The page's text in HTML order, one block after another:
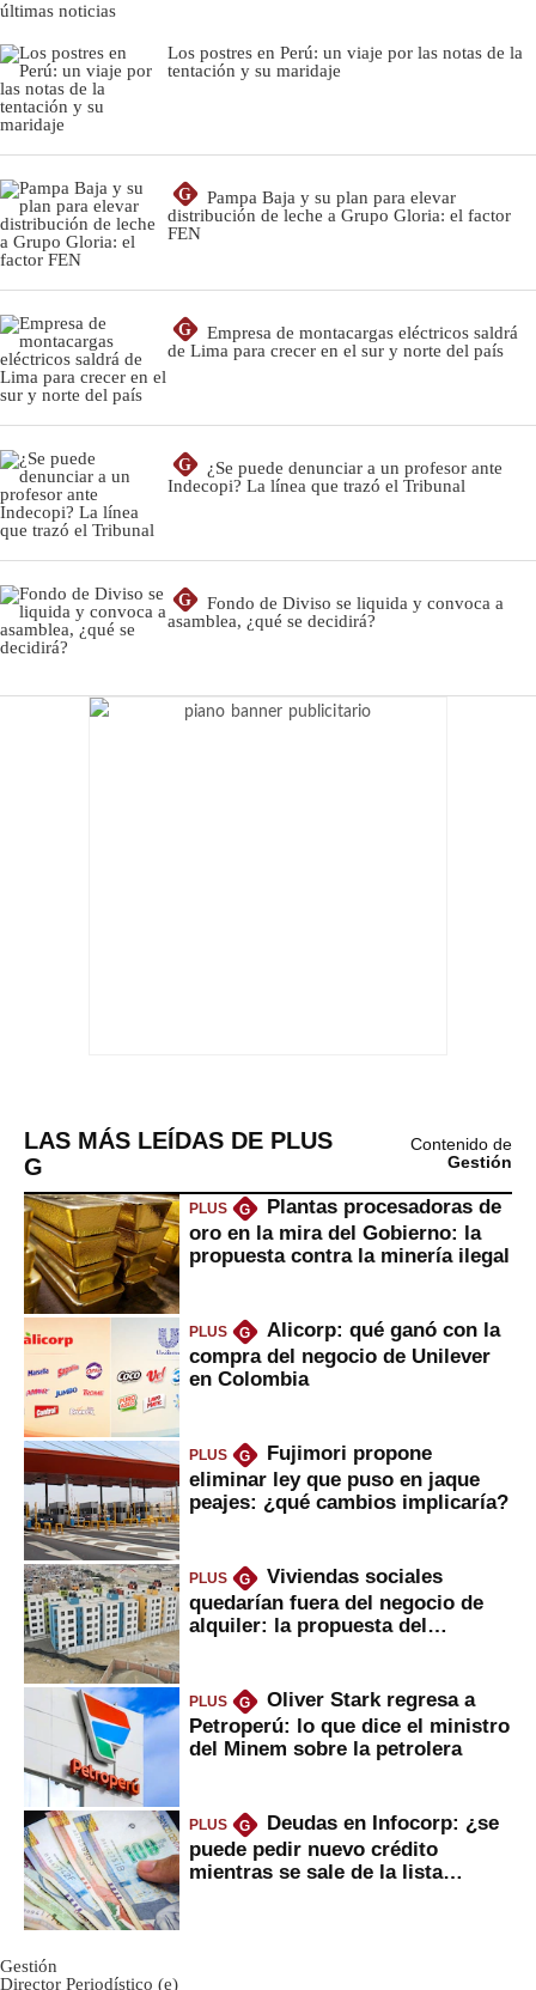
últimas noticias
Los postres en Perú: un viaje por las notas de la
tentación y su maridaje
G
Pampa Baja y su plan para elevar
distribución de leche a Grupo Gloria: el factor
FEN
G
Empresa de montacargas eléctricos saldrá
de Lima para crecer en el sur y norte del país
G
¿Se puede denunciar a un profesor ante
Indecopi? La línea que trazó el Tribunal
G
Fondo de Diviso se liquida y convoca a
asamblea, ¿qué se decidirá?
LAS MÁS LEÍDAS DE PLUS
G
Contenido de
Gestión
PLUS G
Plantas procesadoras de
oro en la mira del Gobierno: la
propuesta contra la minería ilegal
PLUS G
Alicorp: qué ganó con la
compra del negocio de Unilever
en Colombia
PLUS G
Fujimori propone
eliminar ley que puso en jaque
peajes: ¿qué cambios implicaría?
PLUS G
Viviendas sociales
quedarían fuera del negocio de
alquiler: la propuesta del
PLUS G
Oliver Stark regresa a
Petroperú: lo que dice el ministro
del Minem sobre la petrolera
PLUS G
Deudas en Infocorp: ¿se
puede pedir nuevo crédito
mientras se sale de la lista
Gestión
Director Periodístico (e)